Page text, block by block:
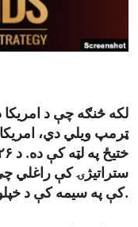
لکه څنګه چې د امریکا
ټرمپ ویلي دي،
ستراتیژۍ کې راغلي چې
کې په سیمه کې د خپلو متحدینو ملاتړ وکړي.